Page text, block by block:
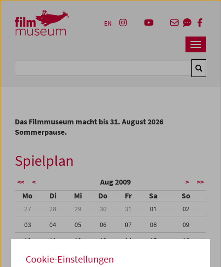
Zum Inhalt
Zum Hauptmenü
Zur Servicenavigation
Zum Suche
Navbar
EN
Das Filmmuseum macht bis 31. August 2026
Sommerpause.
Spielplan
<< < Aug 2009 > >>
Mo Di Mi Do Fr Sa So
27 28 29 30 31 01
02
03
04 05 06 07 08
09
10
11 12 13 14 15
16
17
18 19 20
Cookie-Einstellungen